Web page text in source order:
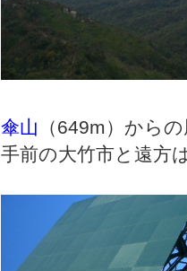
傘山 （
手前の大竹市と遠方